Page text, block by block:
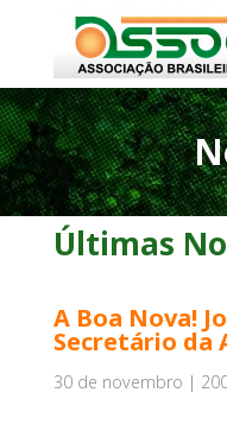
Últimas
A Boa Nova!
Secretário da
30 de novembro |